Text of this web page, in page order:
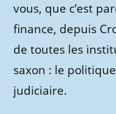
vous, que c’est
finance, depuis
de toutes les
saxon : le
judiciaire.